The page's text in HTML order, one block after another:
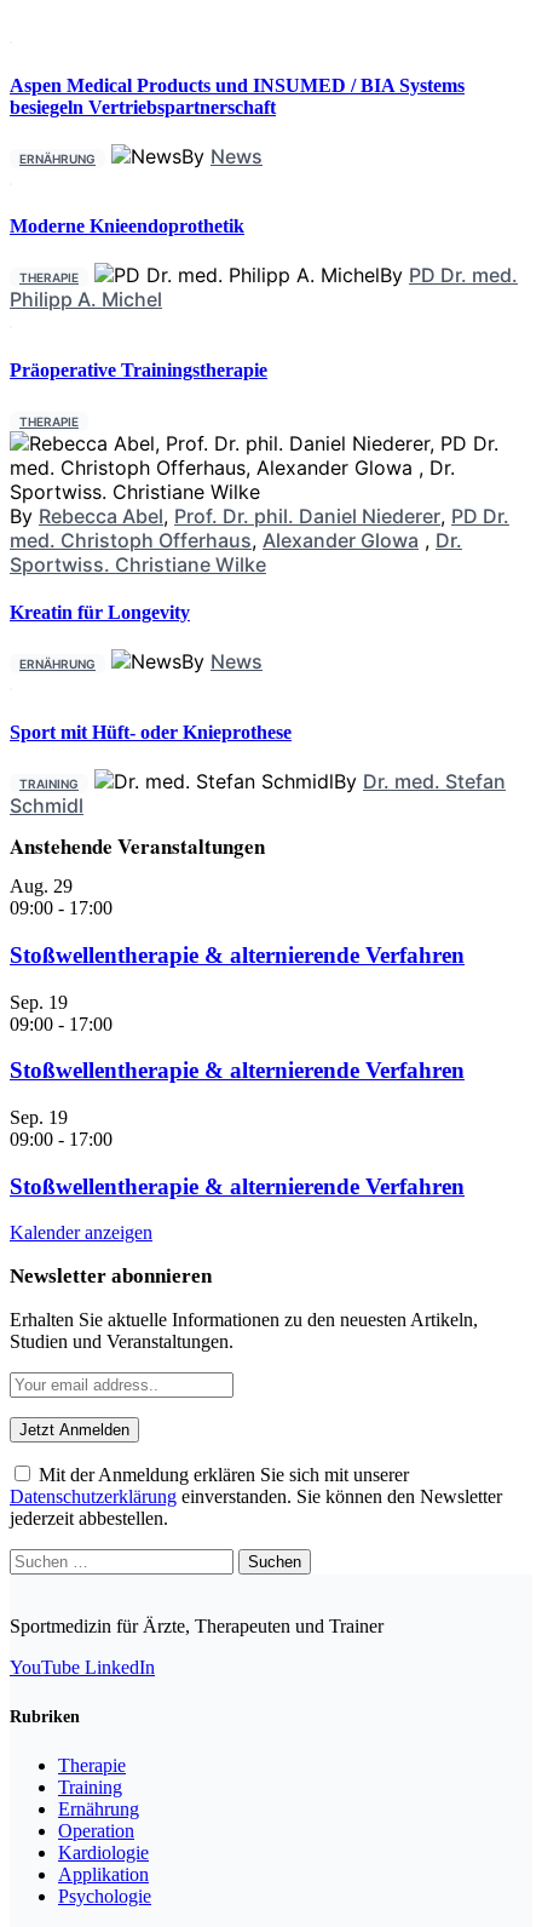
Aspen Medical Products und INSUMED / BIA Systems
besiegeln Vertriebspartnerschaft
ERNÄHRUNG By News
Moderne Knieendoprothetik
THERAPIE By PD Dr. med.
Philipp A. Michel
Präoperative Trainingstherapie
THERAPIE
By Rebecca Abel, Prof. Dr. phil. Daniel Niederer, PD Dr.
med. Christoph Offerhaus, Alexander Glowa , Dr.
Sportwiss. Christiane Wilke
Kreatin für Longevity
ERNÄHRUNG By News
Sport mit Hüft- oder Knieprothese
TRAINING By Dr. med. Stefan
Schmidl
Anstehende Veranstaltungen
Aug. 29
09:00 - 17:00
Stoßwellentherapie & alternierende Verfahren
Sep. 19
09:00 - 17:00
Stoßwellentherapie & alternierende Verfahren
Sep. 19
09:00 - 17:00
Stoßwellentherapie & alternierende Verfahren
Kalender anzeigen
Newsletter abonnieren
Erhalten Sie aktuelle Informationen zu den neuesten Artikeln,
Studien und Veranstaltungen.
Mit der Anmeldung erklären Sie sich mit unserer
Datenschutzerklärung einverstanden. Sie können den Newsletter
jederzeit abbestellen.
Suchen
nach:
Sportmedizin für Ärzte, Therapeuten und Trainer
YouTube LinkedIn
Rubriken
Therapie
Training
Ernährung
Operation
Kardiologie
Applikation
Psychologie